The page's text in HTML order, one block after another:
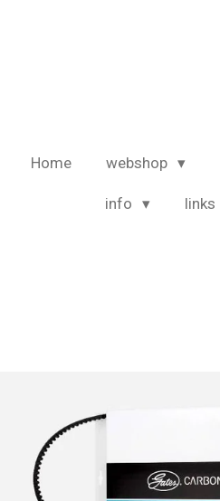
Home webshop
info links